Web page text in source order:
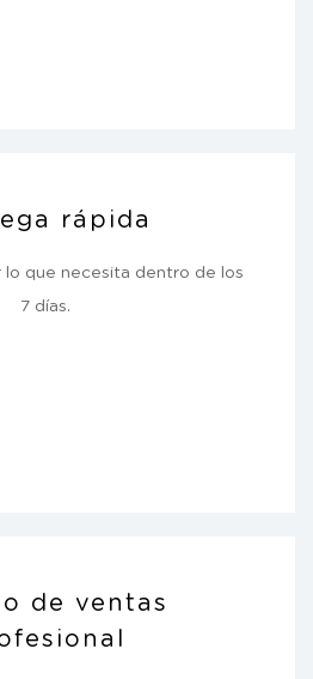
rápida
que necesita dentro de los
7 días.
de ventas